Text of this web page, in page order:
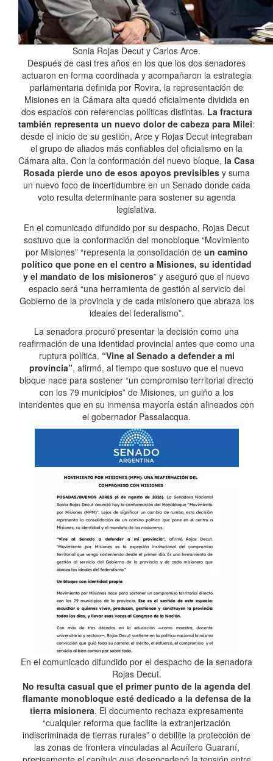
Sonia Rojas Decut y Carlos Arce.
Después de casi tres años en los que los dos senadores
actuaron en forma coordinada y acompañaron la estrategia
parlamentaria definida por Rovira, la representación de
Misiones en la Cámara alta quedó oficialmente dividida en
dos espacios con referencias políticas distintas. La fractura
también representa un nuevo dolor de cabeza para Milei:
desde el inicio de su gestión, Arce y Rojas Decut integraban
el grupo de aliados más confiables del oficialismo en la
Cámara alta. Con la conformación del nuevo bloque, la Casa
Rosada pierde uno de esos apoyos previsibles y suma
un nuevo foco de incertidumbre en un Senado donde cada
voto resulta determinante para sostener su agenda
legislativa.
En el comunicado difundido por su despacho, Rojas Decut
sostuvo que la conformación del monobloque “Movimiento
por Misiones” “representa la consolidación de un camino
político que pone en el centro a Misiones, su identidad
y el mandato de los misioneros” y aseguró que el nuevo
espacio será “una herramienta de gestión al servicio del
Gobierno de la provincia y de cada misionero que abraza los
ideales del federalismo”.
La senadora procuró presentar la decisión como una
reafirmación de una identidad provincial antes que como una
ruptura política. “Vine al Senado a defender a mi
provincia”, afirmó, al tiempo que sostuvo que el nuevo
bloque nace para sostener “un compromiso territorial directo
con los 79 municipios” de Misiones, un guiño a los
intendentes que en su inmensa mayoría están alineados con
el gobernador Passalacqua.
En el comunicado difundido por el despacho de la senadora
Rojas Decut.
No resulta casual que el primer punto de la agenda del
flamante monobloque esté dedicado a la defensa de la
tierra misionera. El documento rechaza expresamente
“cualquier reforma que facilite la extranjerización
indiscriminada de tierras rurales” o debilite la protección de
las zonas de frontera vinculadas al Acuífero Guaraní,